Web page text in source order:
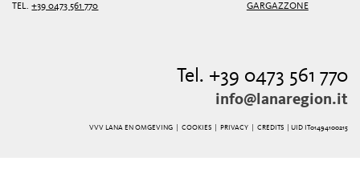
TEL.+39 0473 561 770
GARGAZZONE
Tel. +39 0473 561 770
info@lanaregion.it
VVV LANA EN OMGEVING | COOKIES| PRIVACY| CREDITS | UID IT01494100215